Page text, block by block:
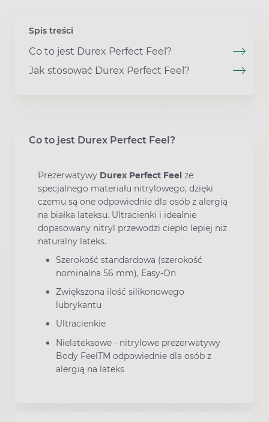
Spis treści
Co to jest Durex Perfect Feel?
Jak stosować Durex Perfect Feel?
Co to jest Durex Perfect Feel?
Prezerwatywy Durex Perfect Feel ze
specjalnego materiału nitrylowego, dzięki
czemu są one odpowiednie dla osób z alergią
na białka lateksu. Ultracienki i idealnie
dopasowany nitryl przewodzi ciepło lepiej niż
naturalny lateks.
Szerokość standardowa (szerokość
nominalna 56 mm), Easy-On
Zwiększona ilość silikonowego
lubrykantu
Ultracienkie
Nielateksowe - nitrylowe prezerwatywy
Body FeelTM odpowiednie dla osób z
alergią na lateks